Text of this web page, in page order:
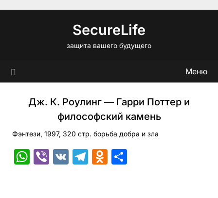
SecureLife
защита вашего будущего
Меню
Дж. К. Роулинг — Гарри Поттер и
философский камень
Фэнтези, 1997, 320 стр. борьба добра и зла
WhatsApp
Viber
VK Telegram
Odnoklassniki